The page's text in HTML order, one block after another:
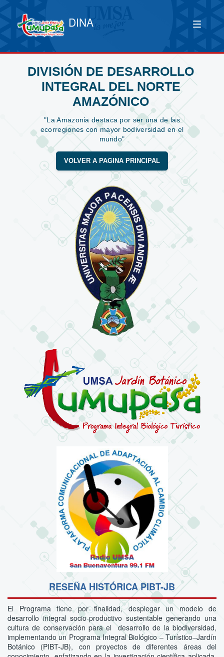
DINA
DIVISIÓN DE DESARROLLO
INTEGRAL DEL NORTE
AMAZÓNICO
"La Amazonia destaca por ser una de las
ecorregiones con mayor bodiversidad en el
mundo"
VOLVER A PAGINA PRINCIPAL
RESEÑA HISTÓRICA PIBT-JB
El Programa tiene por finalidad, desplegar un modelo de
desarrollo integral socio-productivo sustentable generando una
cultura de conservación para el desarrollo de la biodiversidad,
implementando un Programa Integral Biológico – Turístico–Jardín
Botánico (PIBT-JB), con proyectos de diferentes áreas del